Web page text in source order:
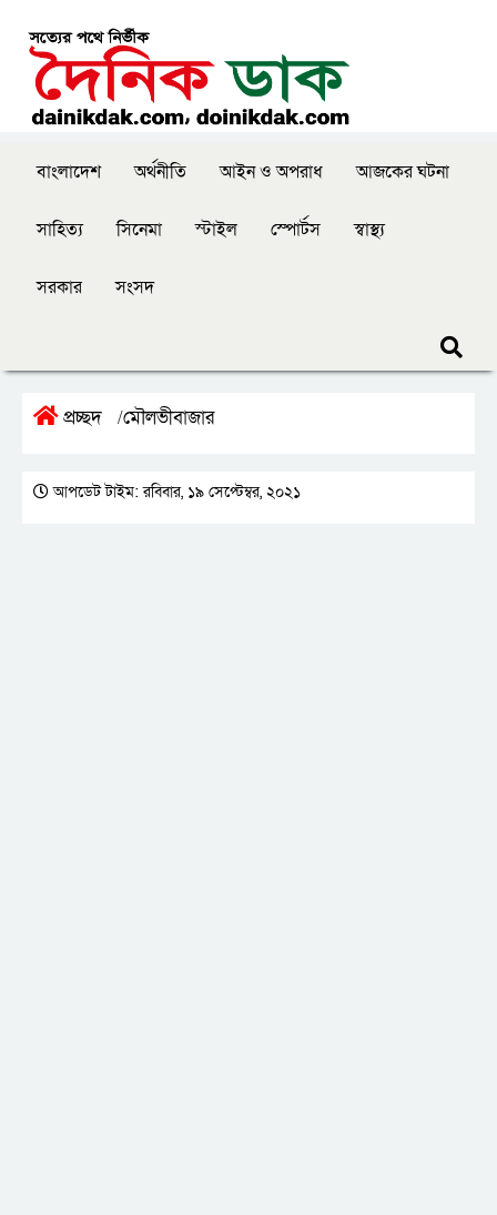
বাংলাদেশ অর্থনীতি আইন ও অপরাধ আজকের ঘটনা
সাহিত্য সিনেমা স্টাইল স্পোর্টস স্বাস্থ্য
সরকার সংসদ
প্রচ্ছদ /মৌলভীবাজার
আপডেট টাইম: রবিবার, ১৯ সেপ্টেম্বর, ২০২১